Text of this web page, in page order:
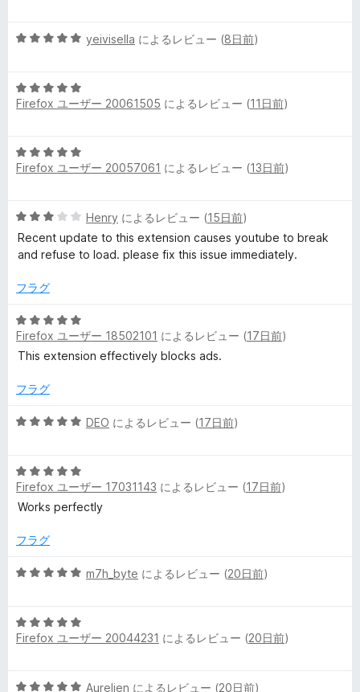
評
中
評
価
5
中
5
価
yeivisella によるレビュー (8日前)
5
段
5
の
Firefox ユーザー 20061505 によるレビュー (11日前)
5
段
5
の
評
Firefox ユーザー 20057061 によるレビュー (13日前)
5
段
階
3
評
価
Henry によるレビュー (15日前)
Recent update to this extension causes youtube to break
and refuse to load. please fix this issue immediately.
フラグ
5
段
階
5
評
Firefox ユーザー 18502101 によるレビュー (17日前)
This extension effectively blocks ads.
フラグ
5
中
5
の
価
DEO によるレビュー (17日前)
5
段
階
5
評
Firefox ユーザー 17031143 によるレビュー (17日前)
Works perfectly
フラグ
5
中
5
m7h_byte によるレビュー (20日前)
5
段
Firefox ユーザー 20044231 によるレビュー (20日前)
5 Aurelien によるレビュー (20日前)